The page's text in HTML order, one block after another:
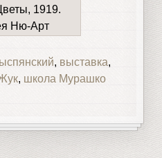
1919.
Ню-Арт
, выставка,
, школа Мурашко